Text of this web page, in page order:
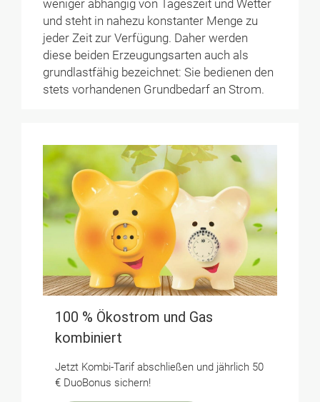
weniger abhängig von Tageszeit und Wetter
und steht in nahezu konstanter Menge zu
jeder Zeit zur Verfügung. Daher werden
diese beiden Erzeugungsarten auch als
grundlastfähig bezeichnet: Sie bedienen den
stets vorhandenen Grundbedarf an Strom.
100 % Ökostrom und Gas
kombiniert
Jetzt Kombi-Tarif abschließen und jährlich 50
€ DuoBonus sichern!